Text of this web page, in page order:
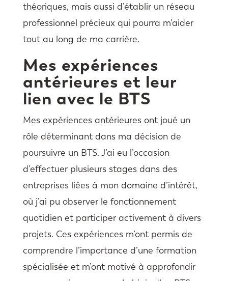
théoriques, mais aussi d’établir un réseau
professionnel précieux qui pourra m’aider
tout au long de ma carrière.
Mes expériences
antérieures et leur
lien avec le BTS
Mes expériences antérieures ont joué un
rôle déterminant dans ma décision de
poursuivre un BTS. J’ai eu l’occasion
d’effectuer plusieurs stages dans des
entreprises liées à mon domaine d’intérêt,
où j’ai pu observer le fonctionnement
quotidien et participer activement à divers
projets. Ces expériences m’ont permis de
comprendre l’importance d’une formation
spécialisée et m’ont motivé à approfondir